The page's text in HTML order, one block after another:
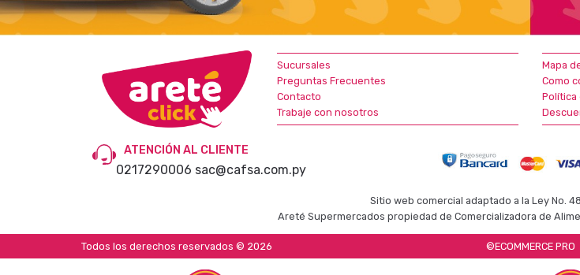
Sucursales
Preguntas Frecuentes
Contacto
Trabaje con nosotros
Mapa
Como
Política
ATENCIÓN AL CLIENTE
0217290006 sac@cafsa.com.py
Sitio web comercial adaptado a la Ley No.
Areté Supermercados propiedad de Comercializadora de
Todos los derechos reservados © 2026 ©ECOMMERCE PRO